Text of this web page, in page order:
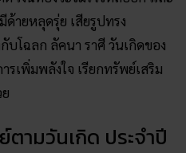
ด้ายหลุดรุ่ย เสียรูปทรง
กับโฉลก ลัคนา ราศี วันเกิดของ
รเพิ่มพลังใจ เรียกทรัพย์เสริม
ามวันเกิด ประจำปี